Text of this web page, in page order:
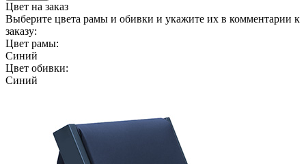
Цвет на заказ
Выберите цвета рамы и обивки и укажите их в комментарии к
заказу:
Цвет рамы:
Синий
Цвет обивки:
Синий